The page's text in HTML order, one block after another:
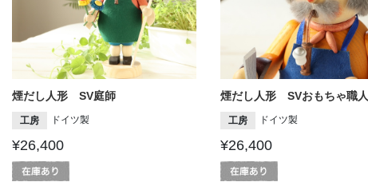
煙だし人形 SV庭師
工房 ドイツ製
¥26,400
煙だし人形 SVおもちゃ職人
工房 ドイツ製
¥26,400